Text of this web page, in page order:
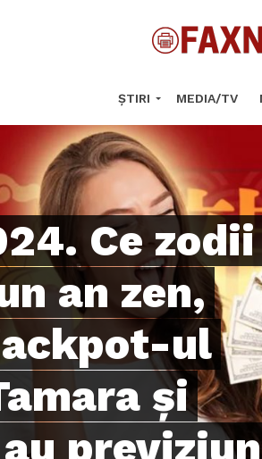
ȘTIRI MEDIA/TV
Ce zodii
an zen,
ul
şi